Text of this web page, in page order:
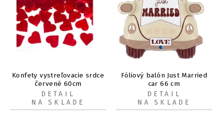
Konfety vystreľovacie srdce
červené 60cm
DETAIL
NA SKLADE
Fóliový balón Just Married
car 66 cm
DETAIL
NA SKLADE